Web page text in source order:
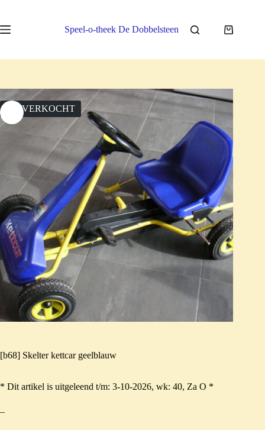
de
inhoud
Speel-o-theek De Dobbelsteen
UITVERKOCHT
[b68] Skelter kettcar geelblauw
* Dit artikel is uitgeleend t/m: 3-10-2026, wk: 40, Za O *
–